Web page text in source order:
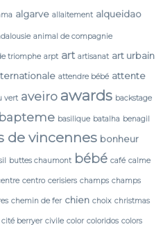
algarve allaitement alqueidao
animal de compagnie
triomphe arpt art artisanat art urbain
attendre bébé attente
vert aveiro awards backstage
bapteme basilique batalha benagil
de vincennes bonheur
buttes chaumont bébé café calme
centro cerisiers champs champs
chemin de fer chien choix christmas
cité berryer civile color coloridos colors